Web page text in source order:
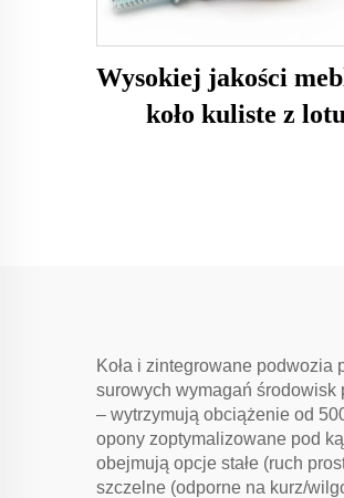
Wysokiej jakości
koło kuliste z lotu
Koła i zintegrowane
surowych wymagań środowisk
– wytrzymują obciążenie od
opony zoptymalizowane pod
obejmują opcje stałe (ruch
szczelne (odporne na kurz/